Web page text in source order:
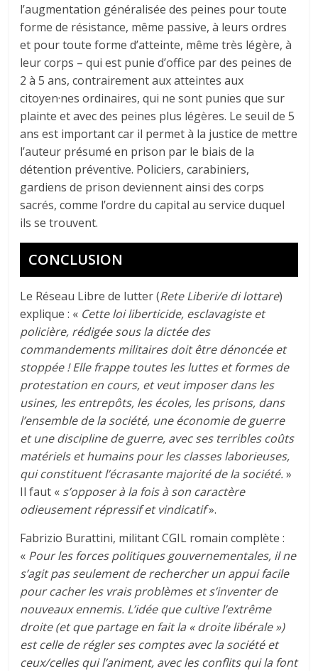
l’augmentation généralisée des peines pour toute
forme de résistance, même passive, à leurs ordres
et pour toute forme d’atteinte, même très légère, à
leur corps – qui est punie d’office par des peines de
2 à 5 ans, contrairement aux atteintes aux
citoyen·nes ordinaires, qui ne sont punies que sur
plainte et avec des peines plus légères. Le seuil de 5
ans est important car il permet à la justice de mettre
l’auteur présumé en prison par le biais de la
détention préventive. Policiers, carabiniers,
gardiens de prison deviennent ainsi des corps
sacrés, comme l’ordre du capital au service duquel
ils se trouvent.
CONCLUSION
Le Réseau Libre de lutter (Rete Liberi/e di lottare)
explique : « Cette loi liberticide, esclavagiste et
policière, rédigée sous la dictée des
commandements militaires doit être dénoncée et
stoppée ! Elle frappe toutes les luttes et formes de
protestation en cours, et veut imposer dans les
usines, les entrepôts, les écoles, les prisons, dans
l’ensemble de la société, une économie de guerre
et une discipline de guerre, avec ses terribles coûts
matériels et humains pour les classes laborieuses,
qui constituent l’écrasante majorité de la société.»
Il faut « s’opposer à la fois à son caractère
odieusement répressif et vindicatif».
Fabrizio Burattini, militant CGIL romain complète :
« Pour les forces politiques gouvernementales, il ne
s’agit pas seulement de rechercher un appui facile
pour cacher les vrais problèmes et s’inventer de
nouveaux ennemis. L’idée que cultive l’extrême
droite (et que partage en fait la « droite libérale »)
est celle de régler ses comptes avec la société et
ceux/celles qui l’animent, avec les conflits qui la font